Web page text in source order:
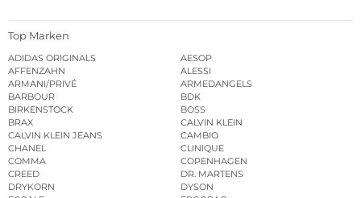
Top Marken
ADIDAS ORIGINALS
AESOP
AFFENZAHN
ALESSI
ARMANI/PRIVÉ
ARMEDANGELS
BARBOUR
BDK
BIRKENSTOCK
BOSS
BRAX
CALVIN KLEIN
CALVIN KLEIN JEANS
CAMBIO
CHANEL
CLINIQUE
COMMA
COPENHAGEN
CREED
DR. MARTENS
DRYKORN
DYSON